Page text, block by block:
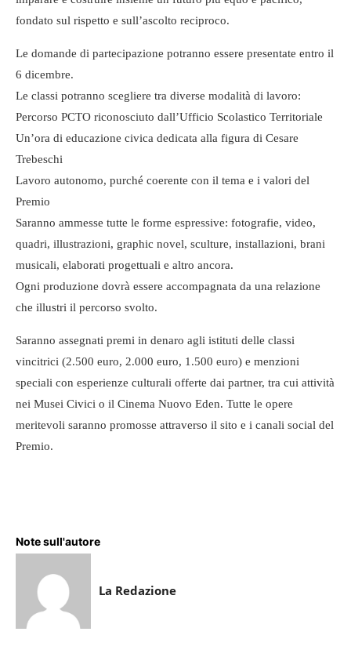
fondato sul rispetto e sull’ascolto reciproco.
Le domande di partecipazione potranno essere presentate entro il
6 dicembre.
Le classi potranno scegliere tra diverse modalità di lavoro:
Percorso PCTO riconosciuto dall’Ufficio Scolastico Territoriale
Un’ora di educazione civica dedicata alla figura di Cesare
Trebeschi
Lavoro autonomo, purché coerente con il tema e i valori del
Premio
Saranno ammesse tutte le forme espressive: fotografie, video,
quadri, illustrazioni, graphic novel, sculture, installazioni, brani
musicali, elaborati progettuali e altro ancora.
Ogni produzione dovrà essere accompagnata da una relazione
che illustri il percorso svolto.
Saranno assegnati premi in denaro agli istituti delle classi
vincitrici (2.500 euro, 2.000 euro, 1.500 euro) e menzioni
speciali con esperienze culturali offerte dai partner, tra cui attività
nei Musei Civici o il Cinema Nuovo Eden. Tutte le opere
meritevoli saranno promosse attraverso il sito e i canali social del
Premio.
Note sull'autore
La Redazione